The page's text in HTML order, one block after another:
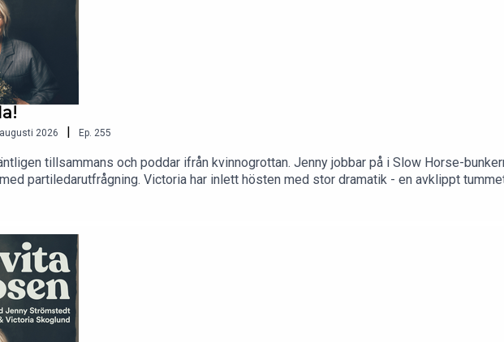
2026 | Ep. 255
tillsammans och poddar ifrån kvinnogrottan. Jenny jobbar på i Slow Horse-
partiledarutfrågning. Victoria har inlett hösten med stor dramatik - en avklippt
i trädgården, från vassa trädgårdsredskap till brandfarliga häckar. Dessutom blir det
rodavitarosenpodden@gmail.com